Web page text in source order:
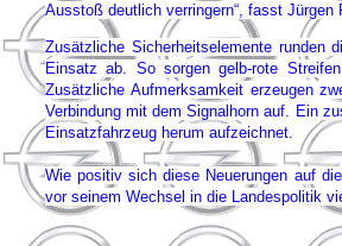
Ausstoß deutlich verringern“, fasst
Zusätzliche Sicherheitselemente runden
Einsatz ab. So sorgen gelb-rote
Zusätzliche Aufmerksamkeit erzeugen
Verbindung mit dem Signalhorn auf. Ein
Einsatzfahrzeug herum aufzeichnet.
Wie positiv sich diese Neuerungen auf
vor seinem Wechsel in die Landespolitik